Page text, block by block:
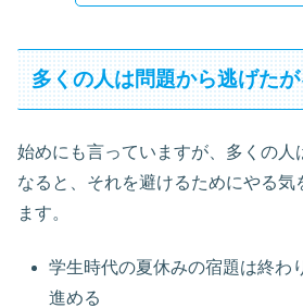
多くの人は問題から逃げた
始めにも言っていますが、多くの人
なると、それを避けるためにやる気
ます。
学生時代の夏休みの宿題は終わ
進める